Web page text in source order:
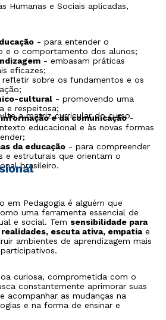
Humanas e Sociais aplicadas,
- para entender o
e o comportamento dos alunos;
- embasam práticas
eficazes;
sobre os fundamentos e os
cultural - promovendo uma
e respeitosa;
e da comunicação-
educacional e às novas formas
da educação - para compreender
e estruturais que orientam o
brasileiro.
a matriz curricular do curso
em Pedagogia é alguém que
uma ferramenta essencial de
e social. Tem sensibilidade para
escuta ativa, empatiae
ambientes de aprendizagem mais
curiosa, comprometida com o
constantemente aprimorar suas
acompanhar as mudanças na
e na forma de ensinar e